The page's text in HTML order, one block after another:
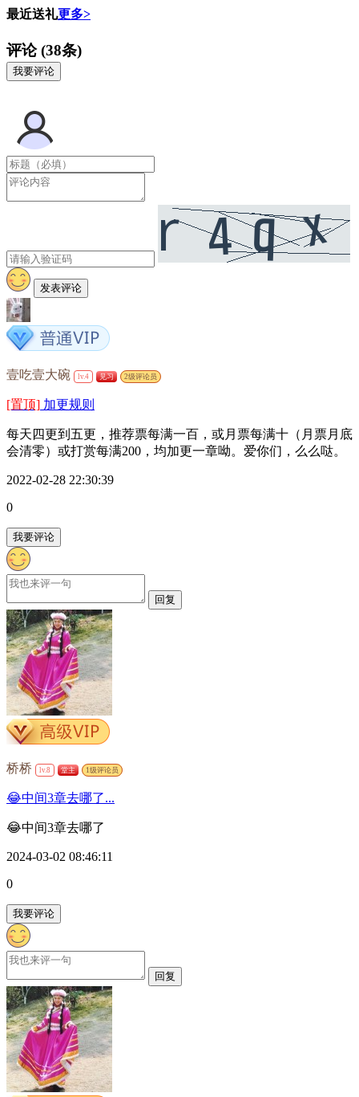
最近送礼更多>
评论(38条)
我要评论
发表评论
壹吃壹大碗 lv.4 见习 2级评论员
[置顶] 加更规则
每天四更到五更，推荐票每满一百，或月票每满十（月票月底
会清零）或打赏每满200，均加更一章呦。爱你们，么么哒。
2022-02-28 22:30:39
0
我要评论
回复
桥桥 lv.8 堂主 1级评论员
😂中间3章去哪了...
😂中间3章去哪了
2024-03-02 08:46:11
0
我要评论
回复